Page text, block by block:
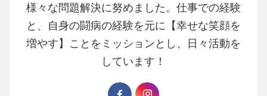
様々な問題解決に努めました。仕事での経験
と、自身の闘病の経験を元に【幸せな笑顔を
増やす】ことをミッションとし、日々活動を
しています！